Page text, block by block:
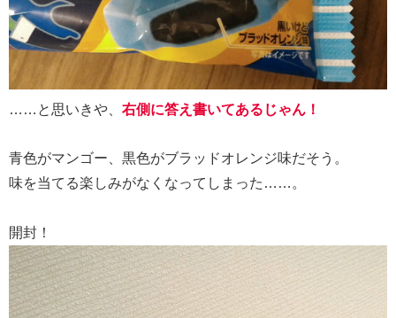
……と思いきや、 右側に答え書いてあるじゃん！
青色がマンゴー、黒色がブラッドオレンジ味だそう。
味を当てる楽しみがなくなってしまった……。
開封！